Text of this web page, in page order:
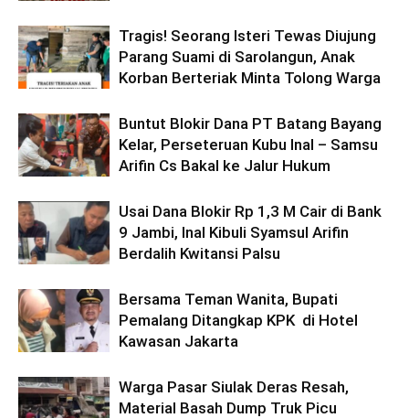
Tragis! Seorang Isteri Tewas Diujung
Parang Suami di Sarolangun, Anak
Korban Berteriak Minta Tolong Warga
Buntut Blokir Dana PT Batang Bayang
Kelar, Perseteruan Kubu Inal – Samsu
Arifin Cs Bakal ke Jalur Hukum
Usai Dana Blokir Rp 1,3 M Cair di Bank
9 Jambi, Inal Kibuli Syamsul Arifin
Berdalih Kwitansi Palsu
Bersama Teman Wanita, Bupati
Pemalang Ditangkap KPK di Hotel
Kawasan Jakarta
Warga Pasar Siulak Deras Resah,
Material Basah Dump Truk Picu